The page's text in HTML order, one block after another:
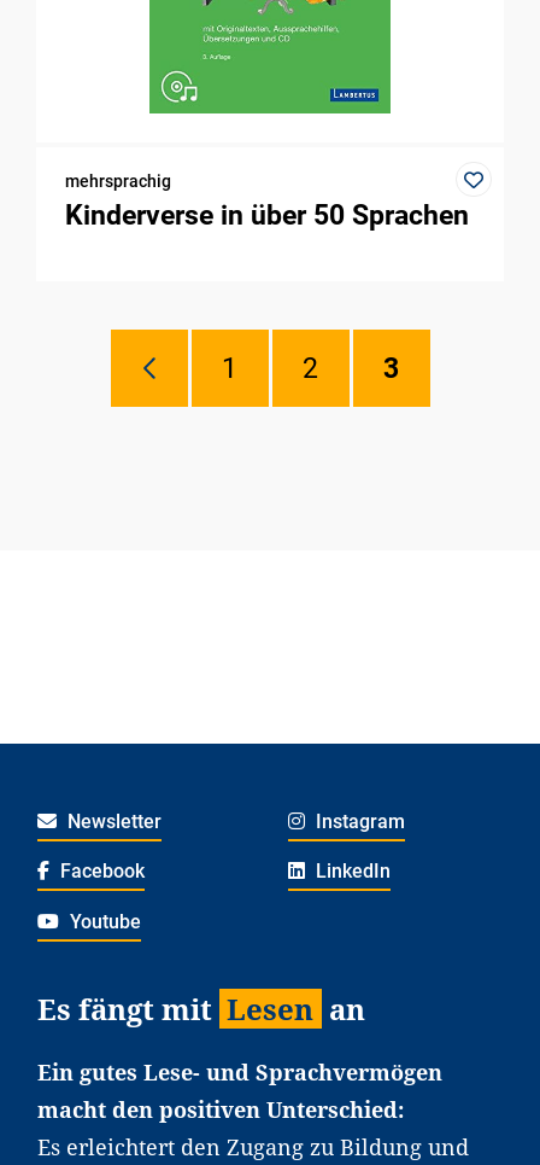
mehrsprachig
Kinderverse in über 50 Sprachen
1 2 3
Newsletter Instagram
Facebook LinkedIn
Youtube
Es fängt mit Lesen an
Ein gutes Lese- und Sprachvermögen
macht den positiven Unterschied:
Es erleichtert den Zugang zu Bildung und